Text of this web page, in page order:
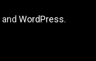
and WordPress.